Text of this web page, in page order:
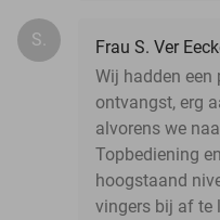
S.
Frau S. Ver
Wij hadden een
ontvangst, erg
alvorens we
Topbediening
hoogstaand
vingers bij af te